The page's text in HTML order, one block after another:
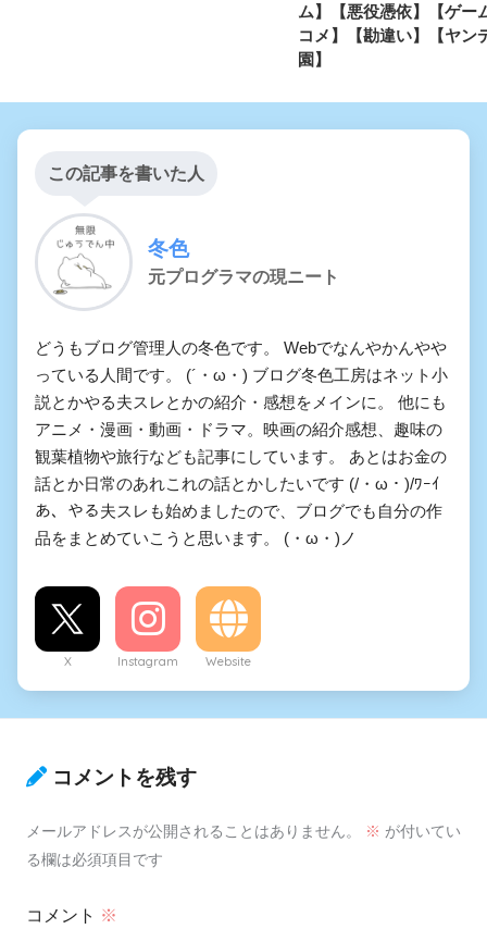
ム】【悪役憑依】【ゲー
コメ】【勘違い】【ヤン
園】
この記事を書いた人
冬色
元プログラマの現ニート
どうもブログ管理人の冬色です。 Webでなんやかんやや
っている人間です。 (´・ω・) ブログ冬色工房はネット小
説とかやる夫スレとかの紹介・感想をメインに。 他にも
アニメ・漫画・動画・ドラマ。映画の紹介感想、趣味の
観葉植物や旅行なども記事にしています。 あとはお金の
話とか日常のあれこれの話とかしたいです (/・ω・)/ﾜｰｲ
あ、やる夫スレも始めましたので、ブログでも自分の作
品をまとめていこうと思います。 (・ω・)ノ
X Instagram Website
コメントを残す
メールアドレスが公開されることはありません。 ※ が付いてい
る欄は必須項目です
コメント ※